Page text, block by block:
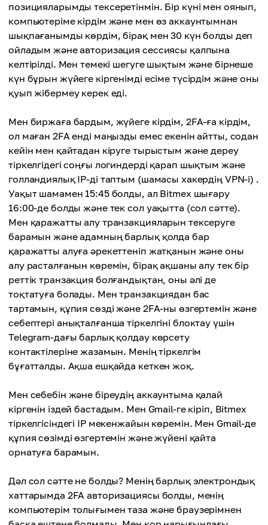
позицияларымды тексеретінмін. Бір күні мен оянып,
компьютеріме кірдім және мен өз аккаунтымнан
шықпағанымды көрдім, бірақ мен 30 күн болды деп
ойладым және авторизация сессиясы қалпына
келтірілді. Мен темекі шегуге шықтым және бірнеше
күн бұрын жүйеге кіргенімді есіме түсірдім және оны
қуып жібермеу керек еді.
Мен биржаға бардым, жүйеге кірдім, 2FA-ға кірдім,
ол маған 2FA енді маңызды емес екенін айтты, содан
кейін мен қайтадан кіруге тырыстым және дереу
тіркелгідегі соңғы логиндерді қарап шықтым және
голландиялық IP-ді таптым (шамасы хакердің VPN-і) .
Уақыт шамамен 15:45 болды, ал Bitmex шығару
16:00-де болды және тек сол уақытта (сол сәтте).
Мен қаражатты алу транзакцияларын тексеруге
барамын және адамның барлық қолда бар
қаражатты алуға әрекеттеніп жатқанын және оны
алу расталғанын көремін, бірақ ақшаны алу тек бір
реттік транзакция болғандықтан, оны әлі де
тоқтатуға болады. Мен транзакциядан бас
тартамын, құпия сөзді және 2FA-ны өзгертемін және
себептері анықталғанша тіркелгіні блоктау үшін
Telegram-дағы барлық қолдау көрсету
контактілеріне жазамын. Менің тіркелгім
бұғатталды. Ақша ешқайда кеткен жоқ.
Мен себебін және біреудің аккаунтыма қалай
кіргенін іздей бастадым. Мен Gmail-ге кіріп, Bitmex
тіркелгісіндегі IP мекенжайын көремін. Мен Gmail-де
құпия сөзімді өзгертемін және жүйені қайта
орнатуға барамын.
Дәл сол сәтте не болды? Менің барлық электрондық
хаттарымда 2FA авторизациясы болды, менің
компьютерім толығымен таза және браузерімнен